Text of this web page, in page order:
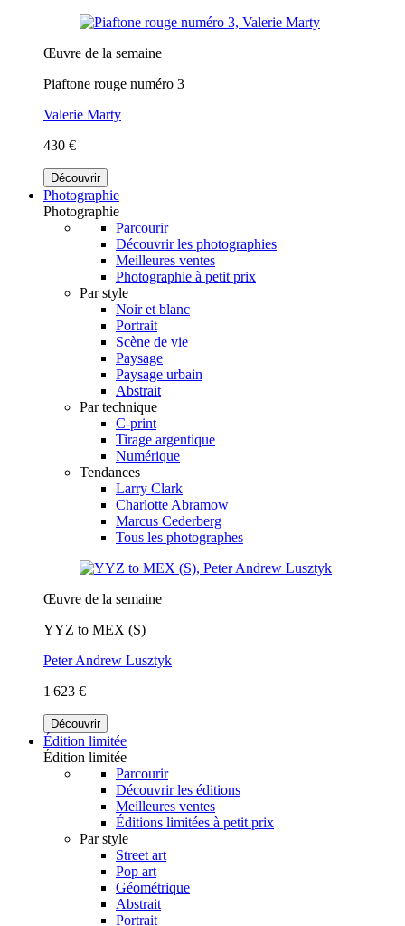
Œuvre de la semaine
Piaftone rouge numéro 3
Valerie Marty
430 €
Découvrir
Photographie
Photographie
Parcourir
Découvrir les photographies
Meilleures ventes
Photographie à petit prix
Par style
Noir et blanc
Portrait
Scène de vie
Paysage
Paysage urbain
Abstrait
Par technique
C-print
Tirage argentique
Numérique
Tendances
Larry Clark
Charlotte Abramow
Marcus Cederberg
Tous les photographes
Œuvre de la semaine
YYZ to MEX (S)
Peter Andrew Lusztyk
1 623 €
Découvrir
Édition limitée
Édition limitée
Parcourir
Découvrir les éditions
Meilleures ventes
Éditions limitées à petit prix
Par style
Street art
Pop art
Géométrique
Abstrait
Portrait